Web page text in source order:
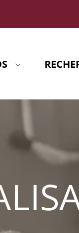
Submenu for "À